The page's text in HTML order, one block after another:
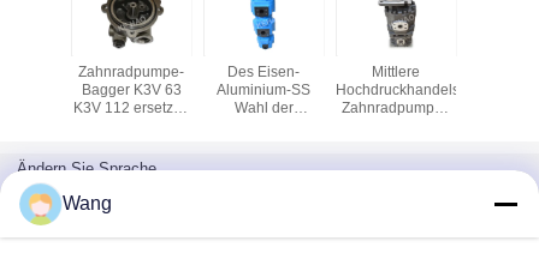
Zahnradpumpe-
Bagger K3V 63
K3V 112 ersetzen
Des Eisen-
Aluminium-SS
Wahl der
Mittlere
Hochdruckhandelshydraulik-
Zahnradpumpen
Ändern Sie Sprache
GermanWang